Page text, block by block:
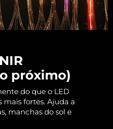
próximo)
do que o LED
fortes. Ajuda a
manchas do sol e
Entrega prevista9/8/26
Entrega prevista13/8/26
Entrega prevista
Entrega prevista